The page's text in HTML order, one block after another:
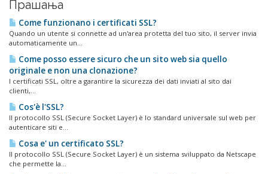
Прашања
Come funzionano i certificati SSL?
Quando un utente si connette ad un'area protetta del tuo sito, il server invia
automaticamente un...
Come posso essere sicuro che un sito web sia quello
originale e non una clonazione?
I certificati SSL, oltre a garantire la sicurezza dei dati inviati al sito dai
clienti,...
Cos'è l'SSL?
Il protocollo SSL (Secure Socket Layer) è lo standard universale sul web per
autenticare siti e...
Cosa e' un certificato SSL?
Il protocollo SSL (Secure Socket Layer) è un sistema sviluppato da Netscape
che permette la...